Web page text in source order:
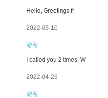
Hello, Greetings fr
2022-05-10
游客
I called you 2 times. W
2022-04-26
游客